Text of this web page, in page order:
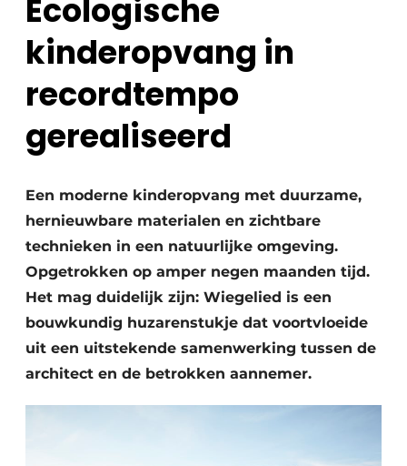
Vacature aanmelden
Vacatures
Bedrijven
Contact
Akoestiek
Beton & Staalbouw
Brandveiligheid
Dak & Gevel
Houtbouw
HVAC
Interieurarchitectuur
Ecologische
kinderopvang in
recordtempo
gerealiseerd
Een moderne kinderopvang met duurzame,
hernieuwbare materialen en zichtbare
technieken in een natuurlijke omgeving.
Opgetrokken op amper negen maanden tijd.
Het mag duidelijk zijn: Wiegelied is een
bouwkundig huzarenstukje dat voortvloeide
uit een uitstekende samenwerking tussen de
architect en de betrokken aannemer.